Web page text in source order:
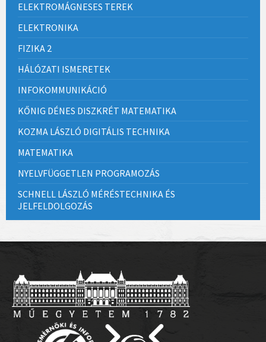
ELEKTROMÁGNESES TEREK
ELEKTRONIKA
FIZIKA 2
HÁLÓZATI ISMERETEK
INFOKOMMUNIKÁCIÓ
KŐNIG DÉNES DISZKRÉT MATEMATIKA
KOZMA LÁSZLÓ DIGITÁLIS TECHNIKA
MATEMATIKA
NYELVFÜGGETLEN PROGRAMOZÁS
SCHNELL LÁSZLÓ MÉRÉSTECHNIKA ÉS
JELFELDOLGOZÁS